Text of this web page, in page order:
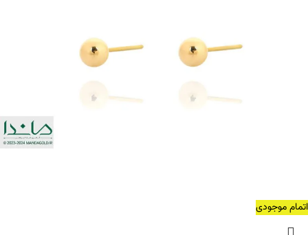
اتمام موجودی